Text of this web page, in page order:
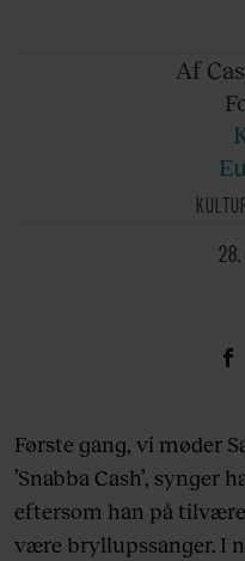
Af
Første gang, vi møder
’Snabba Cash’, synger
eftersom han på
være bryllupssanger. I